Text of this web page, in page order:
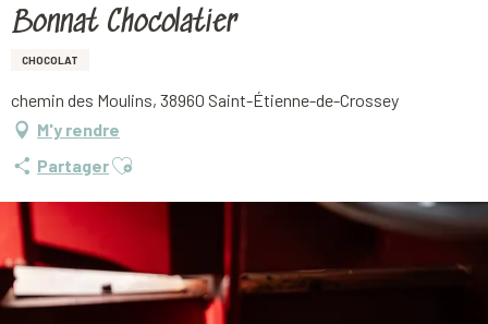
principal
Bonnat Chocolatier
CHOCOLAT
chemin des Moulins, 38960 Saint-Étienne-de-Crossey
M'y rendre
PartagerAjouter aux favoris